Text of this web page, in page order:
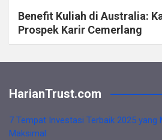
Benefit Kuliah di Australia:
Prospek Karir Cemerlang
HarianTrust.com
7 Tempat Investasi Terbaik 2025 yang
Maksimal